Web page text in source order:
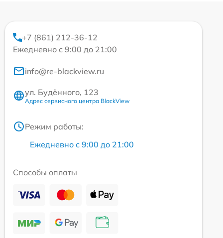
+7 (861) 212-36-12
Ежедневно с 9:00 до 21:00
info@re-blackview.ru
ул. Будённого, 123
Адрес сервисного центра BlackView
Режим работы:
Ежедневно с 9:00 до 21:00
Способы оплаты